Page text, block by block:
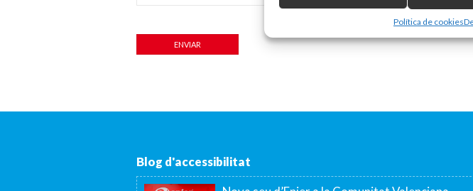
Política de cookies
Blog d'accessibilitat